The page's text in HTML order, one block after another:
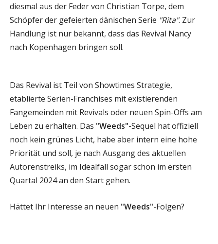
diesmal aus der Feder von Christian Torpe, dem
Schöpfer der gefeierten dänischen Serie "Rita". Zur
Handlung ist nur bekannt, dass das Revival Nancy
nach Kopenhagen bringen soll.
Das Revival ist Teil von Showtimes Strategie,
etablierte Serien-Franchises mit existierenden
Fangemeinden mit Revivals oder neuen Spin-Offs am
Leben zu erhalten. Das "Weeds"-Sequel hat offiziell
noch kein grünes Licht, habe aber intern eine hohe
Priorität und soll, je nach Ausgang des aktuellen
Autorenstreiks, im Idealfall sogar schon im ersten
Quartal 2024 an den Start gehen.
Hättet Ihr Interesse an neuen "Weeds"-Folgen?